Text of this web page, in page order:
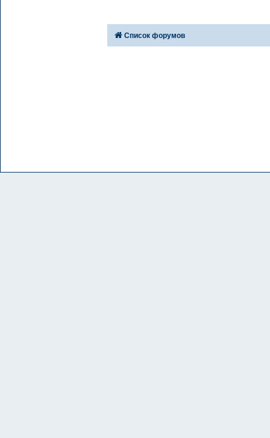
Список форумов